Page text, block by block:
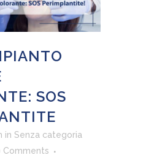
SOS
in Senza categoria
Comments